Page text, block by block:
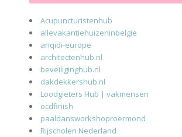
Acupuncturistenhub
allevakantiehuizeninbelgie
anqidi-europe
architectenhub.nl
beveiliginghub.nl
dakdekkershub.nl
Loodgieters Hub | vakmensen
ocdfinish
paaldansworkshoproermond
Rijscholen Nederland